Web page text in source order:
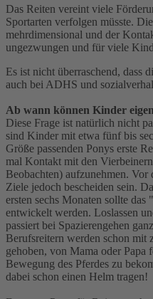
Das Reiten vereint viele
Sportarten verfolgen müsste.
mehrdimensional und der
ungezwungen und für viele
Es ist nicht überraschend, dass
auch bei ADHS und
Ab wann können Kinder
Diese Frage ist natürlich nicht
sind Kinder mit etwa fünf bis
Größe passenden Ponys erste
mal Kontakt mit den
Beobachten) aufzunehmen.
Ziele jedoch bescheiden sein.
ersten sechs Monaten sollte das
entwickelt werden. Loslassen
passiert bei Spazierengehen
Berufsreitern werden schon mit
gehoben, von Mama oder Papa
Bewegung des Pferdes zu
dabei schon einen Helm tragen!